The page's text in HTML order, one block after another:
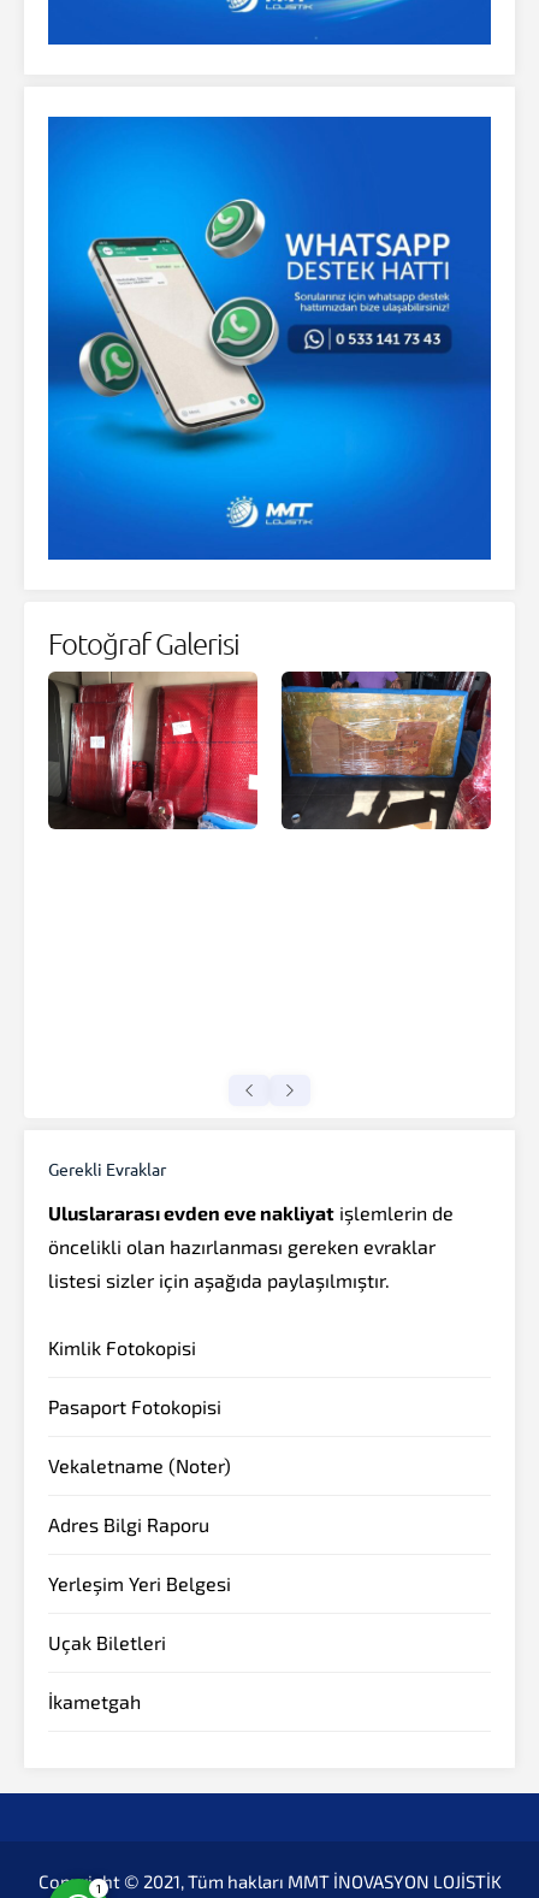
Fotoğraf Galerisi
Gerekli Evraklar
Uluslararası evden eve nakliyat işlemlerin de
öncelikli olan hazırlanması gereken evraklar
listesi sizler için aşağıda paylaşılmıştır.
Kimlik Fotokopisi
Pasaport Fotokopisi
Vekaletname (Noter)
Adres Bilgi Raporu
Yerleşim Yeri Belgesi
Uçak Biletleri
İkametgah
Copyright © 2021, Tüm hakları MMT İNOVASYON LOJİSTİK
Müşteri Temsilcisi
1